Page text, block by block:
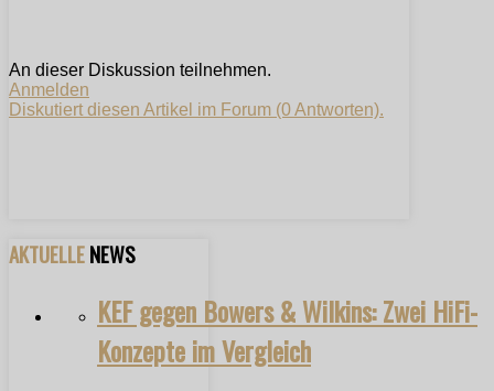
An dieser Diskussion teilnehmen.
Anmelden
Diskutiert diesen Artikel im Forum (0 Antworten).
AKTUELLENEWS
KEF gegen Bowers & Wilkins: Zwei HiFi-
Konzepte im Vergleich